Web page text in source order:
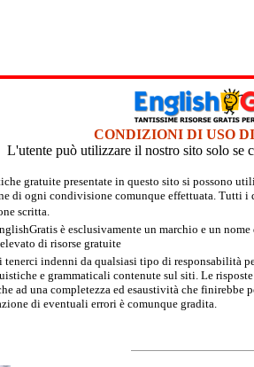
CONDIZIONI DI USO
L'utente può utilizzare il nostro sito solo se
gratuite presentate in questo sito si possono
di ogni condivisione comunque effettuata. Tutti
scritta.
è esclusivamente un marchio e un
di risorse gratuite
tenerci indenni da qualsiasi tipo di responsabilità
e grammaticali contenute sul siti. Le
ad una completezza ed esaustività che finirebbe
di eventuali errori è comunque gradita.